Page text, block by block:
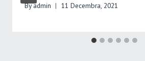
Byadmin 11 Decembra, 2021